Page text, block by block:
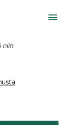
niin